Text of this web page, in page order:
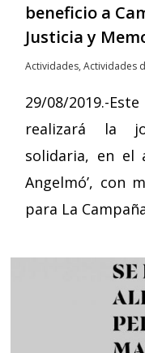
beneficio a
Justicia y
Actividades,Actividades
29/08/2019.-
realizará la
solidaria, en el
Angelmó’, con
para La